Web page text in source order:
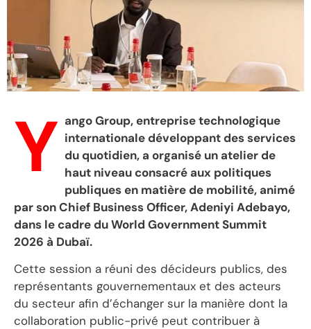
Y ango Group, entreprise technologique
internationale développant des services
du quotidien, a organisé un atelier de
haut niveau consacré aux politiques
publiques en matière de mobilité, animé
par son Chief Business Officer, Adeniyi Adebayo,
dans le cadre du World Government Summit
2026 à Dubaï.
Cette session a réuni des décideurs publics, des
représentants gouvernementaux et des acteurs
du secteur afin d’échanger sur la manière dont la
collaboration public-privé peut contribuer à